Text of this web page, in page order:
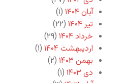
آبان ۱۴۰۴
(۱)
تیر ۱۴۰۴
(۲۲)
خرداد ۱۴۰۴
(۲۹)
اردیبهشت ۱۴۰۴
(۱)
بهمن ۱۴۰۳
(۲)
دی ۱۴۰۳
(۱)